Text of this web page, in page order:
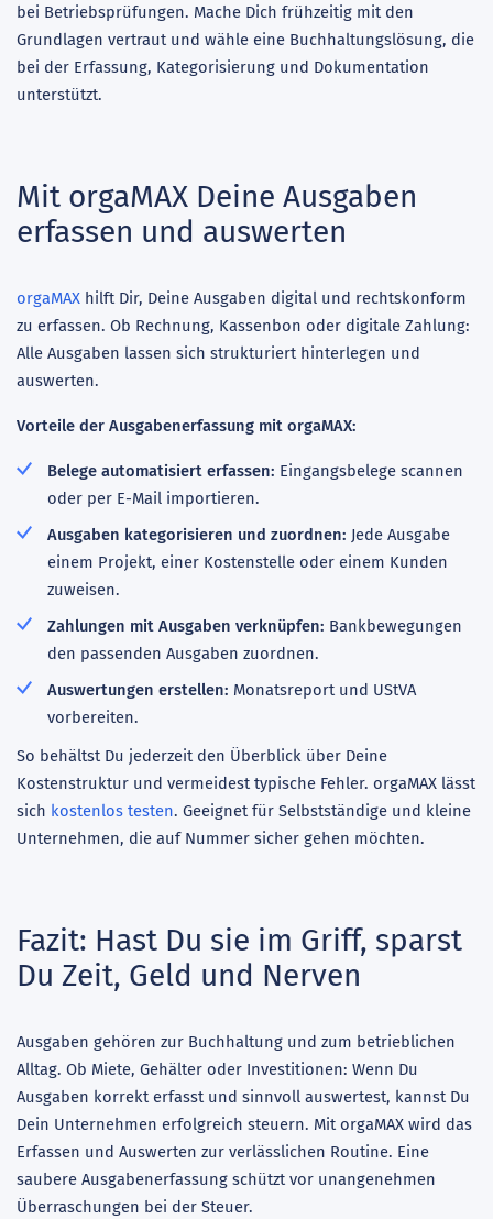
bei Betriebsprüfungen. Mache Dich frühzeitig mit den
Grundlagen vertraut und wähle eine Buchhaltungslösung, die
bei der Erfassung, Kategorisierung und Dokumentation
unterstützt.
Mit orgaMAX Deine Ausgaben
erfassen und auswerten
orgaMAX hilft Dir, Deine Ausgaben digital und rechtskonform
zu erfassen. Ob Rechnung, Kassenbon oder digitale Zahlung:
Alle Ausgaben lassen sich strukturiert hinterlegen und
auswerten.
Vorteile der Ausgabenerfassung mit orgaMAX:
Belege automatisiert erfassen: Eingangsbelege scannen
oder per E-Mail importieren.
Ausgaben kategorisieren und zuordnen: Jede Ausgabe
einem Projekt, einer Kostenstelle oder einem Kunden
zuweisen.
Zahlungen mit Ausgaben verknüpfen: Bankbewegungen
den passenden Ausgaben zuordnen.
Auswertungen erstellen: Monatsreport und UStVA
vorbereiten.
So behältst Du jederzeit den Überblick über Deine
Kostenstruktur und vermeidest typische Fehler. orgaMAX lässt
sich kostenlos testen. Geeignet für Selbstständige und kleine
Unternehmen, die auf Nummer sicher gehen möchten.
Fazit: Hast Du sie im Griff, sparst
Du Zeit, Geld und Nerven
Ausgaben gehören zur Buchhaltung und zum betrieblichen
Alltag. Ob Miete, Gehälter oder Investitionen: Wenn Du
Ausgaben korrekt erfasst und sinnvoll auswertest, kannst Du
Dein Unternehmen erfolgreich steuern. Mit orgaMAX wird das
Erfassen und Auswerten zur verlässlichen Routine. Eine
saubere Ausgabenerfassung schützt vor unangenehmen
Überraschungen bei der Steuer.